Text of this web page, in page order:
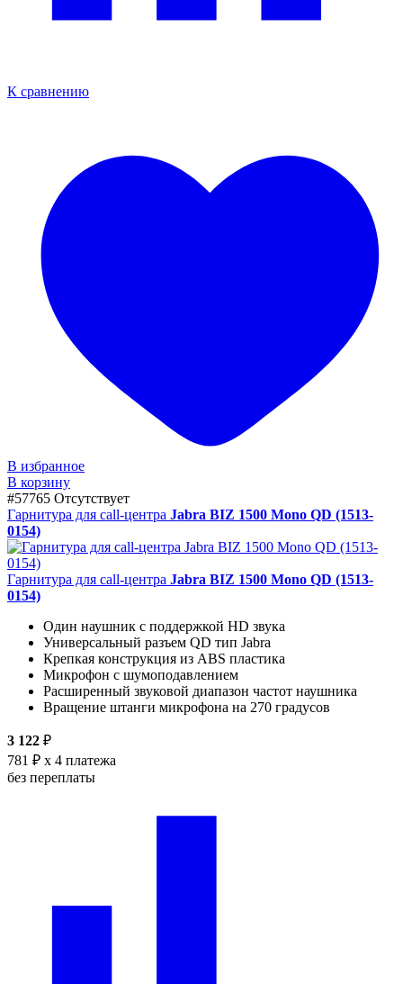
К сравнению
В избранное
В корзину
#57765 Отсутствует
Гарнитура для call-центра Jabra BIZ 1500 Mono QD (1513-
0154)
Гарнитура для call-центра Jabra BIZ 1500 Mono QD (1513-
0154)
Один наушник с поддержкой HD звука
Универсальный разъем QD тип Jabra
Крепкая конструкция из ABS пластика
Микрофон с шумоподавлением
Расширенный звуковой диапазон частот наушника
Вращение штанги микрофона на 270 градусов
3 122 ₽
781 ₽ x 4 платежа
без переплаты